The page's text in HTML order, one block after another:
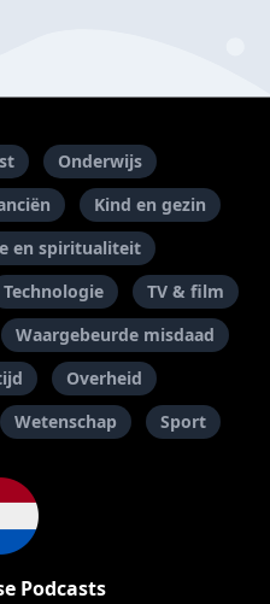
Onderwijs
Kind en gezin
en spiritualiteit
Technologie
TV & film
Waargebeurde misdaad
Overheid
Wetenschap Sport
Podcasts